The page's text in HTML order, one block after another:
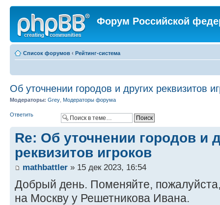
Форум Российской
Список форумов ‹ Рейтинг-система
Об уточнении городов и других реквизитов
Модераторы: Grey Модераторы форума
Ответить
Re: Об уточнении городов и
реквизитов игроков
mathbattler » 15 дек 2023, 16:54
Добрый день. Поменяйте,
на Москву у Решетникова Ивана.